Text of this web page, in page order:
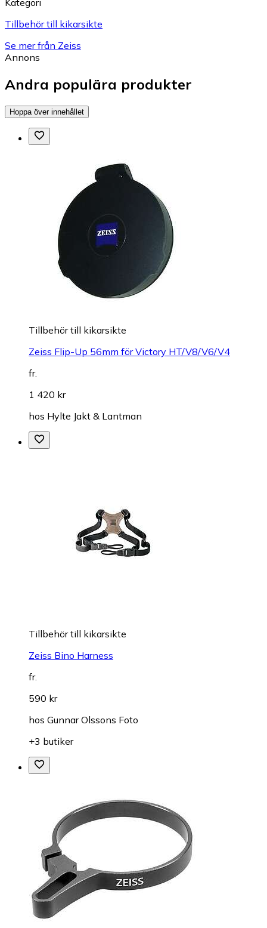
Tillbehör till kikarsikte
Se mer från Zeiss
Annons
Andra populära produkter
Hoppa över innehållet
Tillbehör till kikarsikte
Zeiss Flip-Up 56mm för Victory HT/V8/V6/V4
fr.
1 420 kr
hos Hylte Jakt & Lantman
Tillbehör till kikarsikte
Zeiss Bino Harness
fr.
590 kr
hos Gunnar Olssons Foto
+3 butiker